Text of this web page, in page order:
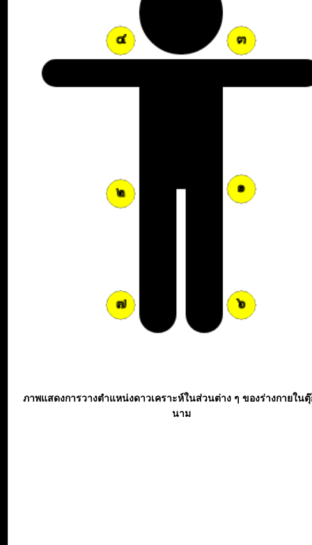
ภาพแสดงการวางตำแหน่งดาวเคราะห์ในส่วนต่าง ๆ ของร่างกายใน
นาม